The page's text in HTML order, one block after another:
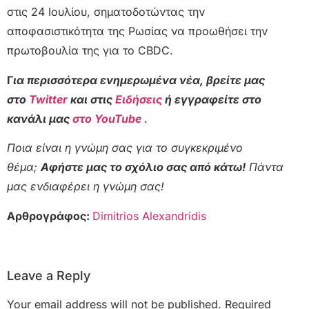
στις 24 Ιουλίου, σηματοδοτώντας την
αποφασιστικότητα της Ρωσίας να προωθήσει την
πρωτοβουλία της για το CBDC.
Για περισσότερα ενημερωμένα νέα, βρείτε μας
στο Twitter και στις Ειδήσεις ή εγγραφείτε στο
κανάλι μας στο YouTube .
Ποια είναι η γνώμη σας για το συγκεκριμένο
θέμα;Αφήστε μας το σχόλιο σας από κάτω! Πάντα
μας ενδιαφέρει η γνώμη σας!
Αρθρογράφος: Dimitrios Alexandridis
Leave a Reply
Your email address will not be published. Required